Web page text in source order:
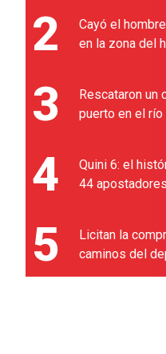
2
Cayó el
en la zona del
3
Rescataron un
puerto en el río
4
Quini 6: el
44 apostadores
5
Licitan la
caminos del